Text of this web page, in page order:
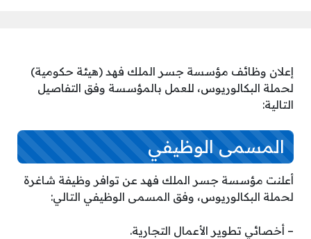
إعلان وظائف مؤسسة جسر الملك فهد (هيئة حكومية)
لحملة البكالوريوس، للعمل بالمؤسسة وفق التفاصيل
التالية:
المسمى الوظيفي
أعلنت مؤسسة جسر الملك فهد عن توافر وظيفة شاغرة
لحملة البكالوريوس، وفق المسمى الوظيفي التالي:
– أخصائي تطوير الأعمال التجارية.